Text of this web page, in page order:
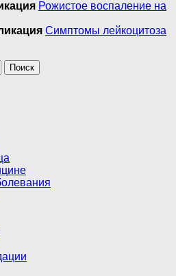
Рожистое воспаление на
Симптомы лейкоцитоза